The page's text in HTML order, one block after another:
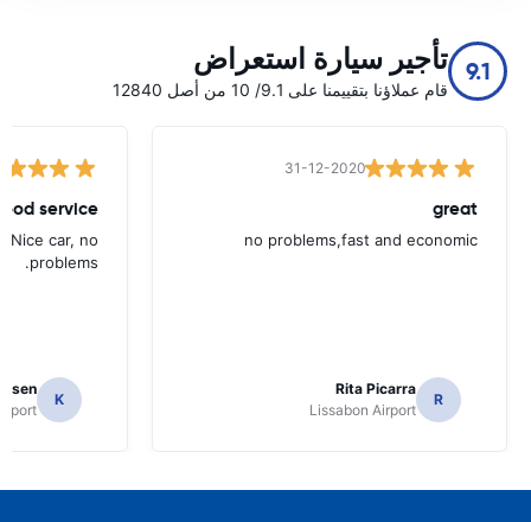
9.1 تأجير سيارة استعراض
قام عملاؤنا بتقييمنا على 9.1/ 10 من أصل 12840
31-12-2020
great
no problems,fast and economic
R
Rita Picarra
Lissabon Airport
service.
Nice car, no
problems.
K